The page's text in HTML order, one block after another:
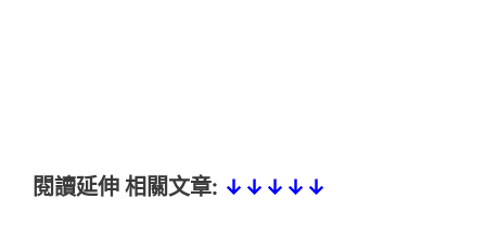
閱讀延伸 相關文章: ↓↓↓↓↓